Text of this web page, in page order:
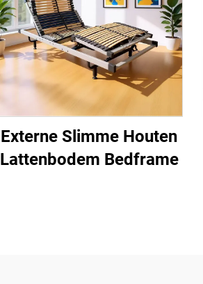
Externe Slimme Houten
Lattenbodem Bedframe